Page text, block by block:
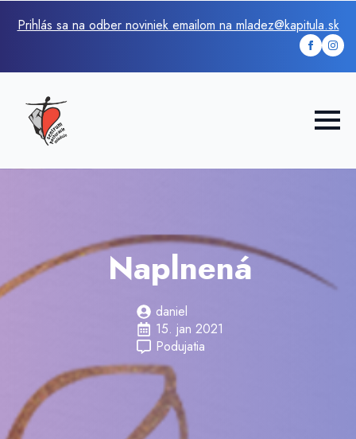
Prihlás sa na odber noviniek emailom na mladez@kapitula.sk
Naplnená
daniel
15. jan 2021
Podujatia